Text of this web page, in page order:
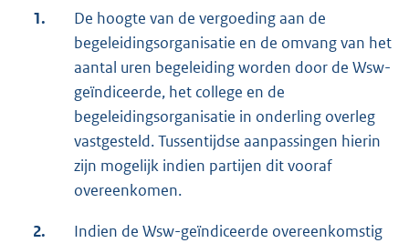
1.
De hoogte van de vergoeding aan de
begeleidingsorganisatie en de omvang van het
aantal uren begeleiding worden door de Wsw-
geïndiceerde, het college en de
begeleidingsorganisatie in onderling overleg
vastgesteld. Tussentijdse aanpassingen hierin
zijn mogelijk indien partijen dit vooraf
overeenkomen.
2.
Indien de Wsw-geïndiceerde overeenkomstig